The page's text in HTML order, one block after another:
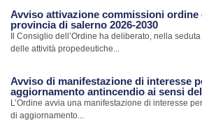
Avviso attivazione commissioni
provincia di salerno 2026-2030
Il Consiglio dell’Ordine ha deliberato, nella
delle attività propedeutiche...
Avviso di manifestazione di interesse
aggiornamento antincendio ai sensi del
L’Ordine avvia una manifestazione di interesse
di aggiornamento...